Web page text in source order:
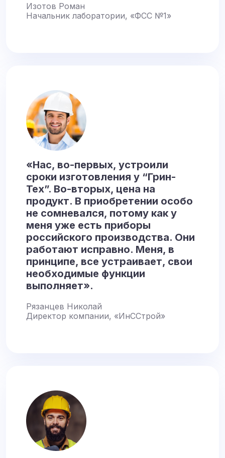
Изотов Роман
Начальник лаборатории, «ФСС №1»
«Нас, во-первых, устроили
сроки изготовления у “Грин-
Тех”. Во-вторых, цена на
продукт. В приобретении особо
не сомневался, потому как у
меня уже есть приборы
российского производства. Они
работают исправно. Меня, в
принципе, все устраивает, свои
необходимые функции
выполняет».
Рязанцев Николай
Директор компании, «ИнССтрой»